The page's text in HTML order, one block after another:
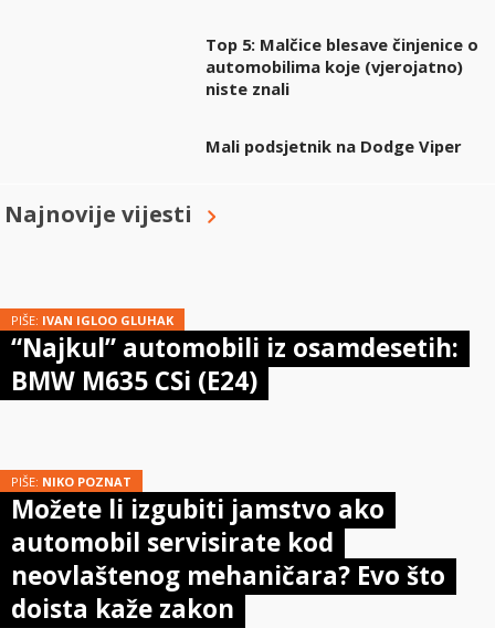
Top 5: Malčice blesave činjenice o
automobilima koje (vjerojatno)
niste znali
Mali podsjetnik na Dodge Viper
Najnovije vijesti
PIŠE: IVAN IGLOO GLUHAK
“Najkul” automobili iz osamdesetih:
BMW M635 CSi (E24)
PIŠE: NIKO POZNAT
Možete li izgubiti jamstvo ako
automobil servisirate kod
neovlaštenog mehaničara? Evo što
doista kaže zakon